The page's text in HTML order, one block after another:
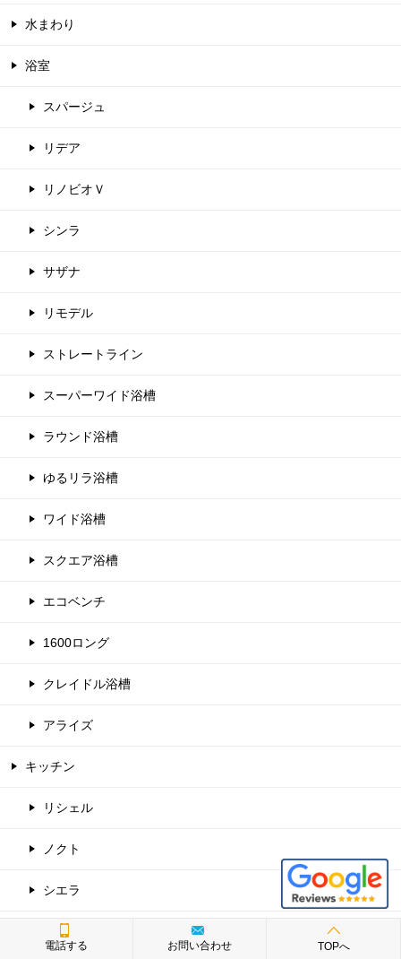
水まわり
浴室
スパージュ
リデア
リノビオＶ
シンラ
サザナ
リモデル
ストレートライン
スーパーワイド浴槽
ラウンド浴槽
ゆるリラ浴槽
ワイド浴槽
スクエア浴槽
エコベンチ
1600ロング
クレイドル浴槽
アライズ
キッチン
リシェル
ノクト
シエラ
ミッテ
電話する お問い合わせ TOPへ